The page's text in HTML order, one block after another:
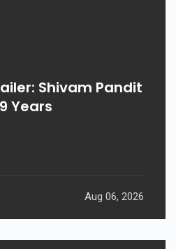
Shivam Pandit
Years
Aug 06, 2026